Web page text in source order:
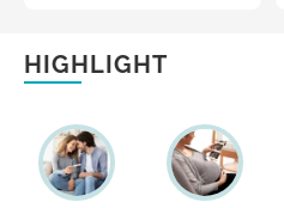
HIGHLIGHT